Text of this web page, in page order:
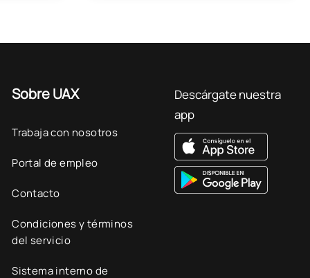
Sobre UAX
Trabaja con nosotros
Portal de empleo
Contacto
Condiciones y términos
del servicio
Sistema interno de
Descárgate nuestra
app